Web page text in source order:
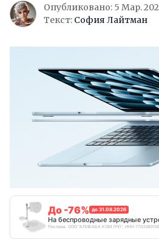
Опубликовано: 5 Мар.
Текст: София Лайтман
До -76% до 31.08.2026
На беспроводные зарядные
Реклама. ООО "АЛИБАБА.КОМ (РУ)", ИНН 7703380158